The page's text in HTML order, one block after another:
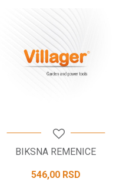
BIKSNA REMENICE
546,00 RSD